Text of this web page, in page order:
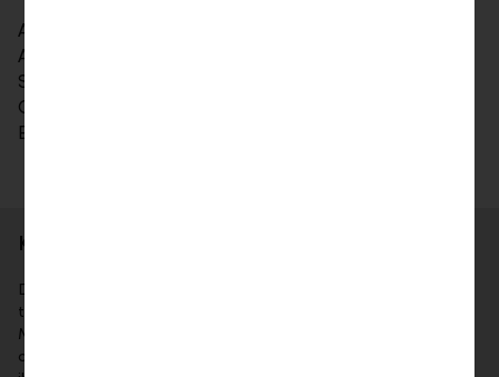
Alle Informationen zu den neuen digitalen
Angeboten der LLB sind auf der Website Schritt für
Schritt erklärt (
Online-Banking-Nutzer werden im Übrigen direkt im
E-Banking zu den neuen Funktionen geführt.
Kurzporträt
Die Liechtensteinische Landesbank AG (LLB) ist das
traditionsreichste Finanzinstitut im Fürstentum Liechtenstein.
Mehrheitsaktionär ist das Land Liechtenstein. Die Aktien sind
an der SIX kotiert (Symbol: LLBN). Die LLB-Gruppe bietet